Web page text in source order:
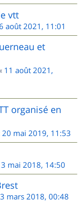
vtt
août 2021, 11:01
et
11 août 2021,
organisé en
20 mai 2019, 11:53
mai 2018, 14:50
mars 2018, 00:48